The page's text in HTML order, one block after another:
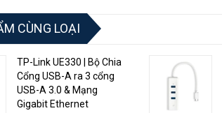
cáp HDMI là gì?
HD với độ phân giải 1080p và tốc độ 60 khung
chuẩn HDMI cũng thuộc hàng top khi nó hỗ
nhất như Dolby TrueHD và DTS-HD Master
CÙNG LOẠI
TP-Link UE330 | Bộ Chia
Cổng USB-A ra 3 cổng
USB-A 3.0 & Mạng
Gigabit Ethernet